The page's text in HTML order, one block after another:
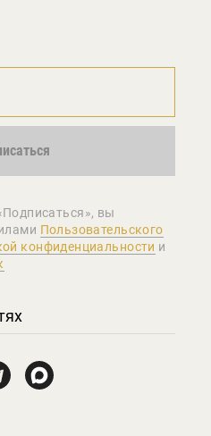
вы
Пользовательского
конфиденциальности и